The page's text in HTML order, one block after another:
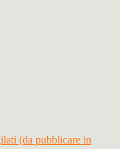
(da pubblicare in